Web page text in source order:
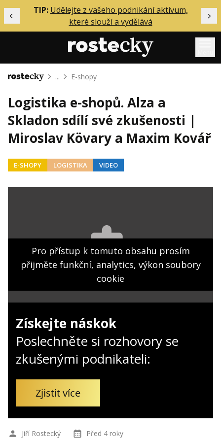
Předchozí
TIP: Udělejte z vašeho podnikání aktivum,
které slouží a vydělává
Mentoring
Podcasty
Solo
Akce
O mně
Obchodní podmínky
Hledaná fráze Hledat
Domů ... E-shopy
Logistika e-shopů. Alza a
Skladon sdílí své zkušenosti |
Miroslav Kövary a Maxim Kovář
E-SHOPY LOGISTIKA VIDEO
Pro přístup k tomuto obsahu prosím
přijměte funkční, analytics, výkon soubory
cookie
Získejte náskok
Poslechněte si rozhovory se
zkušenými podnikateli:
Zjistit více
Jiří Rostecký Před 4 roky